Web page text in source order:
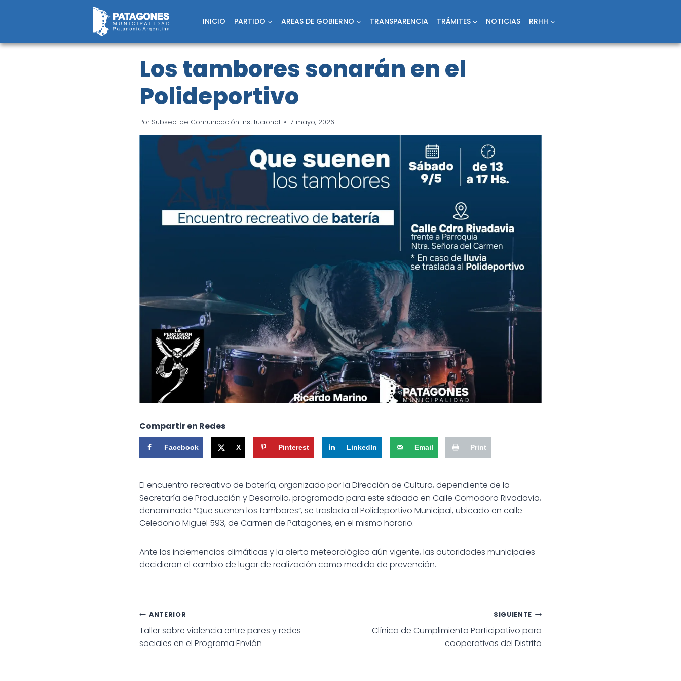
INICIO PARTIDO AREAS DE GOBIERNO TRANSPARENCIA TRÁMITES NOTICIAS RRHH
Los tambores sonarán en el
Polideportivo
Por Subsec. de Comunicación Institucional 7 mayo, 2026
Compartir en Redes
Facebook X Pinterest LinkedIn Email Print
El encuentro recreativo de batería, organizado por la Dirección de Cultura, dependiente de la
Secretaría de Producción y Desarrollo, programado para este sábado en Calle Comodoro Rivadavia,
denominado “Que suenen los tambores”, se traslada al Polideportivo Municipal, ubicado en calle
Celedonio Miguel 593, de Carmen de Patagones, en el mismo horario.
Ante las inclemencias climáticas y la alerta meteorológica aún vigente, las autoridades municipales
decidieron el cambio de lugar de realización como medida de prevención.
Navegación
de
ANTERIOR
Taller sobre violencia entre pares y redes
sociales en el Programa Envión
SIGUIENTE
Clínica de Cumplimiento Participativo para
cooperativas del Distrito